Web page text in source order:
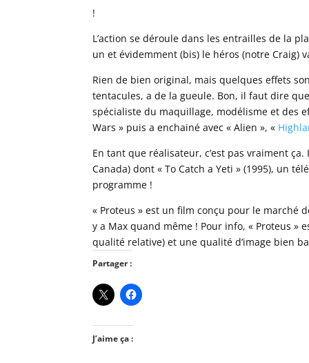
!
L’action se déroule dans les entrailles de la
un et évidemment (bis) le héros (notre Craig)
Rien de bien original, mais quelques effets
tentacules, a de la gueule. Bon, il faut dire
spécialiste du maquillage, modélisme et des
Wars » puis a enchainé avec « Alien », «
En tant que réalisateur, c’est pas vraiment
Canada) dont « To Catch a Yeti » (1995), un
programme !
« Proteus » est un film conçu pour le marché
y a Max quand même ! Pour info, « Proteus »
qualité relative) et une qualité d’image bien
Partager :
J’aime ça :